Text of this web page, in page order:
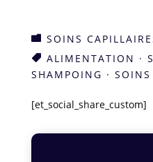
 SOINS
 ALIMENTATION ·
SHAMPOING · SOINS
[et_social_share_custom]